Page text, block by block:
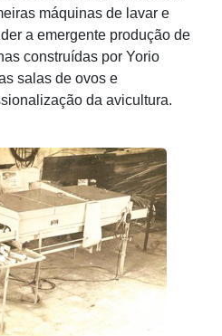
máquinas de lavar e
a emergente produção de
construídas por Yorio
salas de ovos e
da avicultura.